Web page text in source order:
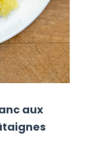
aux